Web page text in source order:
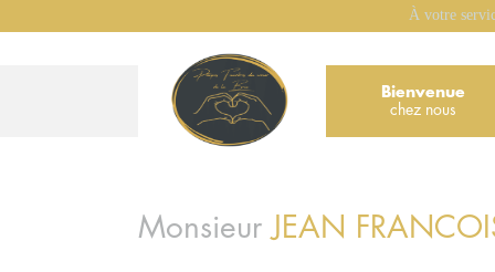
À votre
Bienvenue
chez nous
Monsieur JEAN